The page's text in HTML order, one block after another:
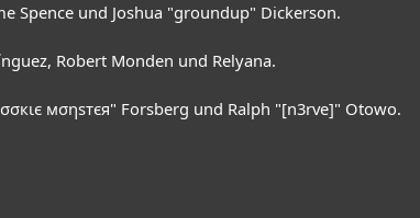
Spence und Joshua "groundup" Dickerson.
Robert Monden und Relyana.
мσηѕтєя" Forsberg und Ralph "[n3rve]" Otowo.